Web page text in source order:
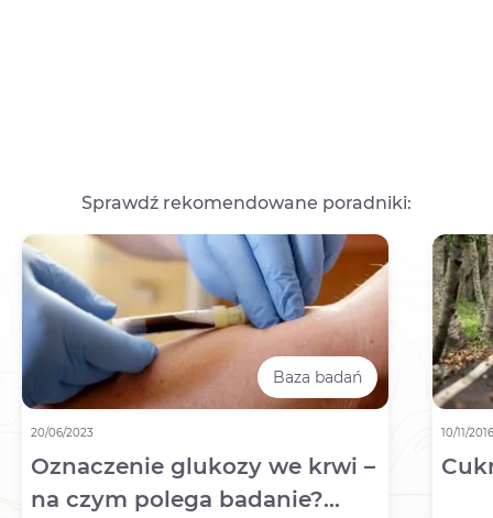
Sprawdź rekomendowane poradniki:
Baza badań
20/06/2023
Oznaczenie glukozy we krwi –
na czym polega badanie?
10/11/